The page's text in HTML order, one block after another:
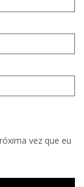
vez que eu